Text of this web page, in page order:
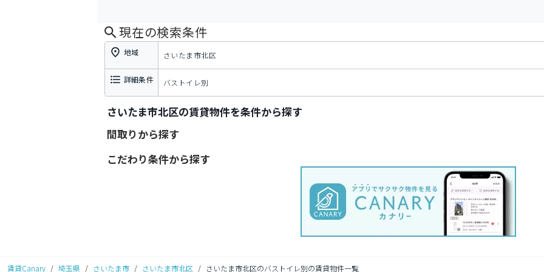
現在の検索条件
地域 さいたま市北区
詳細条件 バストイレ別
さいたま市北区の賃貸物件を条件から探す
間取りから探す
こだわり条件から探す
賃貸Canary / 埼玉県 / さいたま市 / さいたま市北区 / さいたま市北区のバストイレ別の賃貸物件一覧